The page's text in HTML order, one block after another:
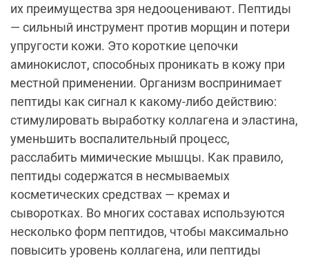
их преимущества зря недооценивают. Пептиды
— сильный инструмент против морщин и потери
упругости кожи. Это короткие цепочки
аминокислот, способных проникать в кожу при
местной применении. Организм воспринимает
пептиды как сигнал к какому-либо действию:
стимулировать выработку коллагена и эластина,
уменьшить воспалительный процесс,
расслабить мимические мышцы. Как правило,
пептиды содержатся в несмываемых
косметических средствах — кремах и
сыворотках. Во многих составах используются
несколько форм пептидов, чтобы максимально
повысить уровень коллагена, или пептиды